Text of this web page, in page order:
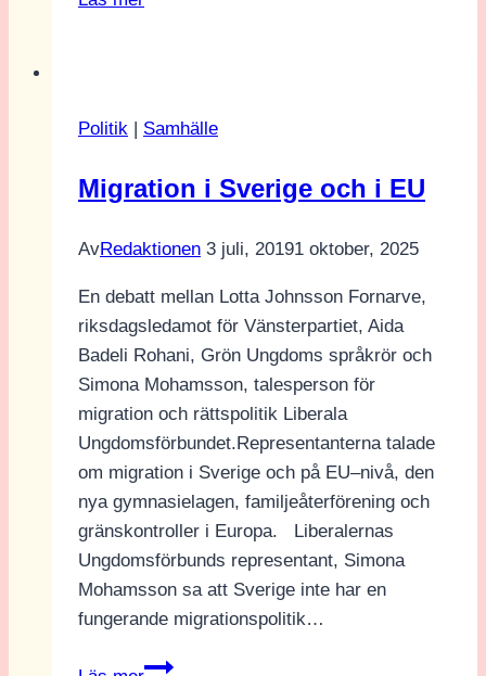
”Det
är
man
vuxna
Politik | Samhälle
Migration i Sverige och i EU
AvRedaktionen 3 juli, 20191 oktober, 2025
En debatt mellan Lotta Johnsson Fornarve,
riksdagsledamot för Vänsterpartiet, Aida
Badeli Rohani, Grön Ungdoms språkrör och
Simona Mohamsson, talesperson för
migration och rättspolitik Liberala
Ungdomsförbundet.Representanterna talade
om migration i Sverige och på EU–nivå, den
nya gymnasielagen, familjeåterförening och
gränskontroller i Europa. Liberalernas
Ungdomsförbunds representant, Simona
Mohamsson sa att Sverige inte har en
fungerande migrationspolitik…
Migration